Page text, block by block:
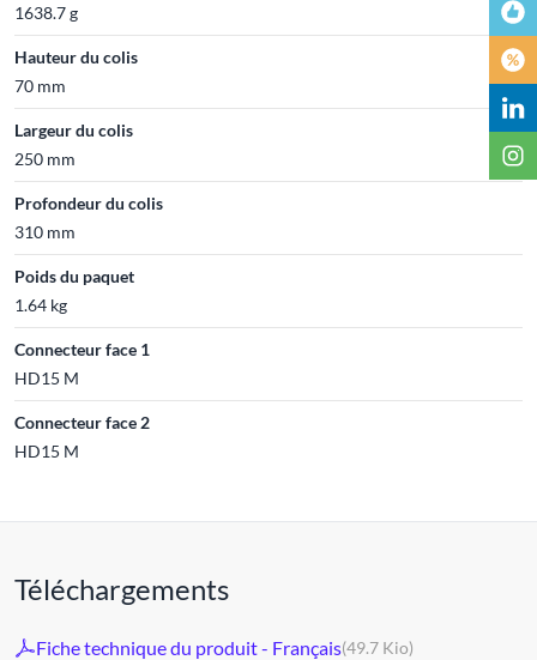
1638.7 g
Hauteur du colis
70 mm
Largeur du colis
250 mm
Profondeur du colis
310 mm
Poids du paquet
1.64 kg
Connecteur face 1
HD15 M
Connecteur face 2
HD15 M
Téléchargements
Fiche technique du produit - Français(49.7 Kio)